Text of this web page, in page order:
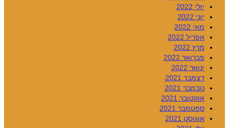
יולי 2022
יוני 2022
מאי 2022
אפריל 2022
מרץ 2022
פברואר 2022
ינואר 2022
דצמבר 2021
נובמבר 2021
אוקטובר 2021
ספטמבר 2021
אוגוסט 2021